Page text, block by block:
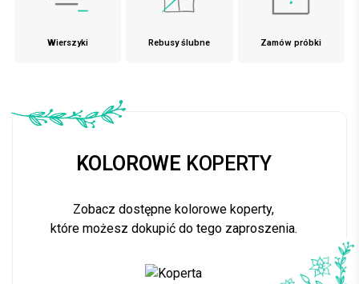
Wierszyki Rebusy ślubne Zamów próbki
KOLOROWE KOPERTY
Zobacz dostępne kolorowe koperty,
które możesz dokupić do tego zaproszenia.